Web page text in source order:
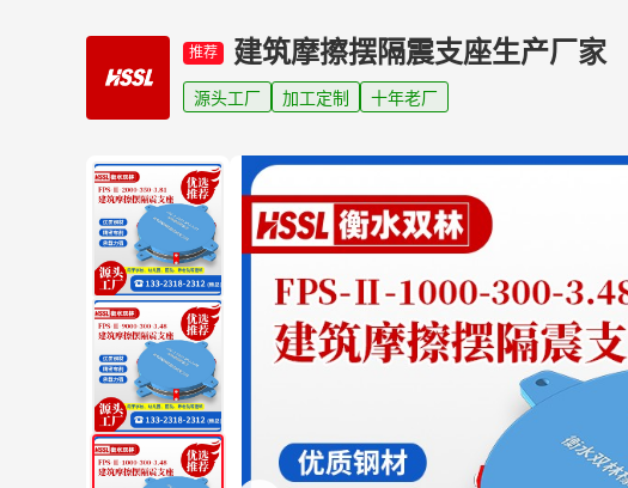
推荐 建筑摩擦摆隔震支座生产厂家
源头工厂 加工定制 十年老厂